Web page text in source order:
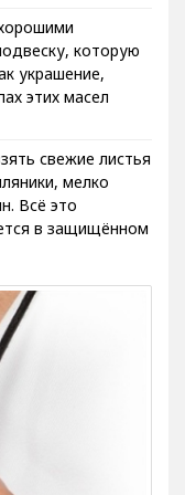
которую
украшение,
этих масел
свежие листья
мелко
Всё это
в защищённом